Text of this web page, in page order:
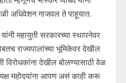
अधिवेशन गाजवल ते पाहूयात.
महायुती सरकारच्या स्थापनेवर
राज्यपालांच्या भूमिकेवर देखील
विरोधकांना देखील बोलण्यासाठी वेळ
महोदयांना आपण असं काही करू